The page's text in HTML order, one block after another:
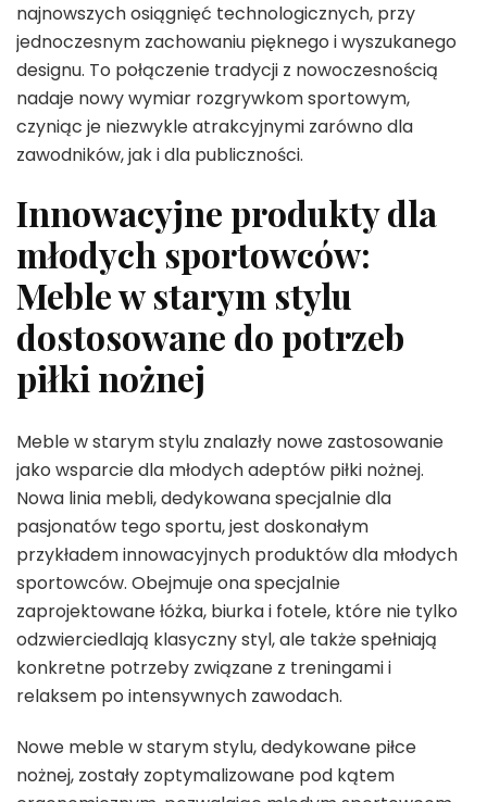
najnowszych osiągnięć technologicznych, przy
jednoczesnym zachowaniu pięknego i wyszukanego
designu. To połączenie tradycji z nowoczesnością
nadaje nowy wymiar rozgrywkom sportowym,
czyniąc je niezwykle atrakcyjnymi zarówno dla
zawodników, jak i dla publiczności.
Innowacyjne produkty dla
młodych sportowców:
Meble w starym stylu
dostosowane do potrzeb
piłki nożnej
Meble w starym stylu znalazły nowe zastosowanie
jako wsparcie dla młodych adeptów piłki nożnej.
Nowa linia mebli, dedykowana specjalnie dla
pasjonatów tego sportu, jest doskonałym
przykładem innowacyjnych produktów dla młodych
sportowców. Obejmuje ona specjalnie
zaprojektowane łóżka, biurka i fotele, które nie tylko
odzwierciedlają klasyczny styl, ale także spełniają
konkretne potrzeby związane z treningami i
relaksem po intensywnych zawodach.
Nowe meble w starym stylu, dedykowane piłce
nożnej, zostały zoptymalizowane pod kątem